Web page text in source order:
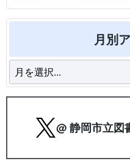
月別
@ 静岡市立図